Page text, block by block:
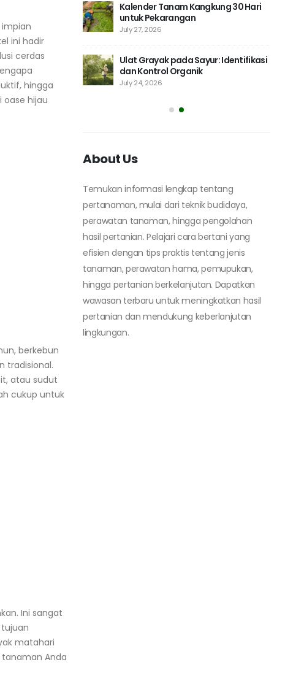
ini hadir
cerdas
hingga
oase hijau
berkebun
tradisional.
atau sudut
cukup untuk
Ini sangat
matahari
Anda
Cara Buat
Kalender Tanam Kangkung 30 Hari
untuk Pekarangan
July 27, 2026
Ulat Grayak pada Sayur: Identifikasi
dan Kontrol Organik
July 24, 2026
About Us
Temukan informasi lengkap tentang
pertanaman, mulai dari teknik budidaya,
perawatan tanaman, hingga pengolahan
hasil pertanian. Pelajari cara bertani yang
efisien dengan tips praktis tentang jenis
tanaman, perawatan hama, pemupukan,
hingga pertanian berkelanjutan. Dapatkan
wawasan terbaru untuk meningkatkan hasil
pertanian dan mendukung keberlanjutan
lingkungan.